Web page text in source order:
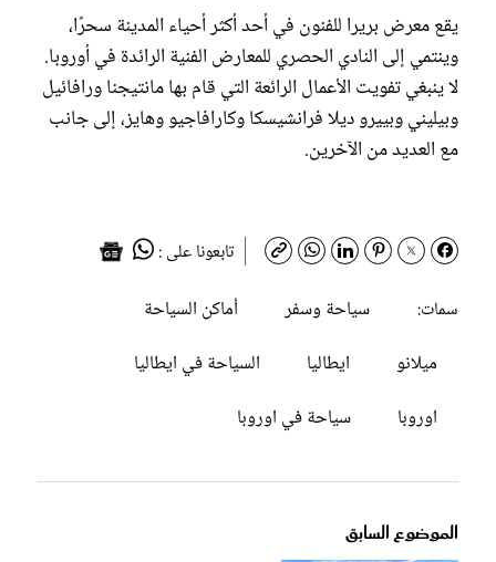
يقع معرض بريرا للفنون في أحد أكثر أحياء المدينة سحرًا،
وينتمي إلى النادي الحصري للمعارض الفنية الرائدة في أوروبا.
لا ينبغي تفويت الأعمال الرائعة التي قام بها مانتيجنا ورافائيل
وبيليني وبييرو ديلا فرانشيسكا وكارافاجيو وهايز، إلى جانب
مع العديد من الآخرين.
تابعونا على :
سمات:
سياحة وسفر
أماكن السياحة
ميلانو
ايطاليا
السياحة في ايطاليا
اوروبا
سياحة في اوروبا
الموضوع السابق